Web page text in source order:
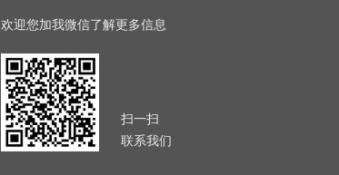
欢迎您加我微信了解更多信息
扫一扫
联系我们